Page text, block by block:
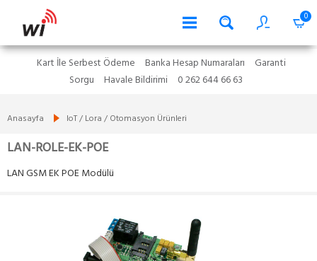
0
Kart İle Serbest Ödeme Banka Hesap Numaraları
Garanti
Sorgu
Havale Bildirimi 0 262 644 66 63
Anasayfa IoT / Lora / Otomasyon Ürünleri
LAN-ROLE-EK-POE
LAN GSM EK POE Modülü